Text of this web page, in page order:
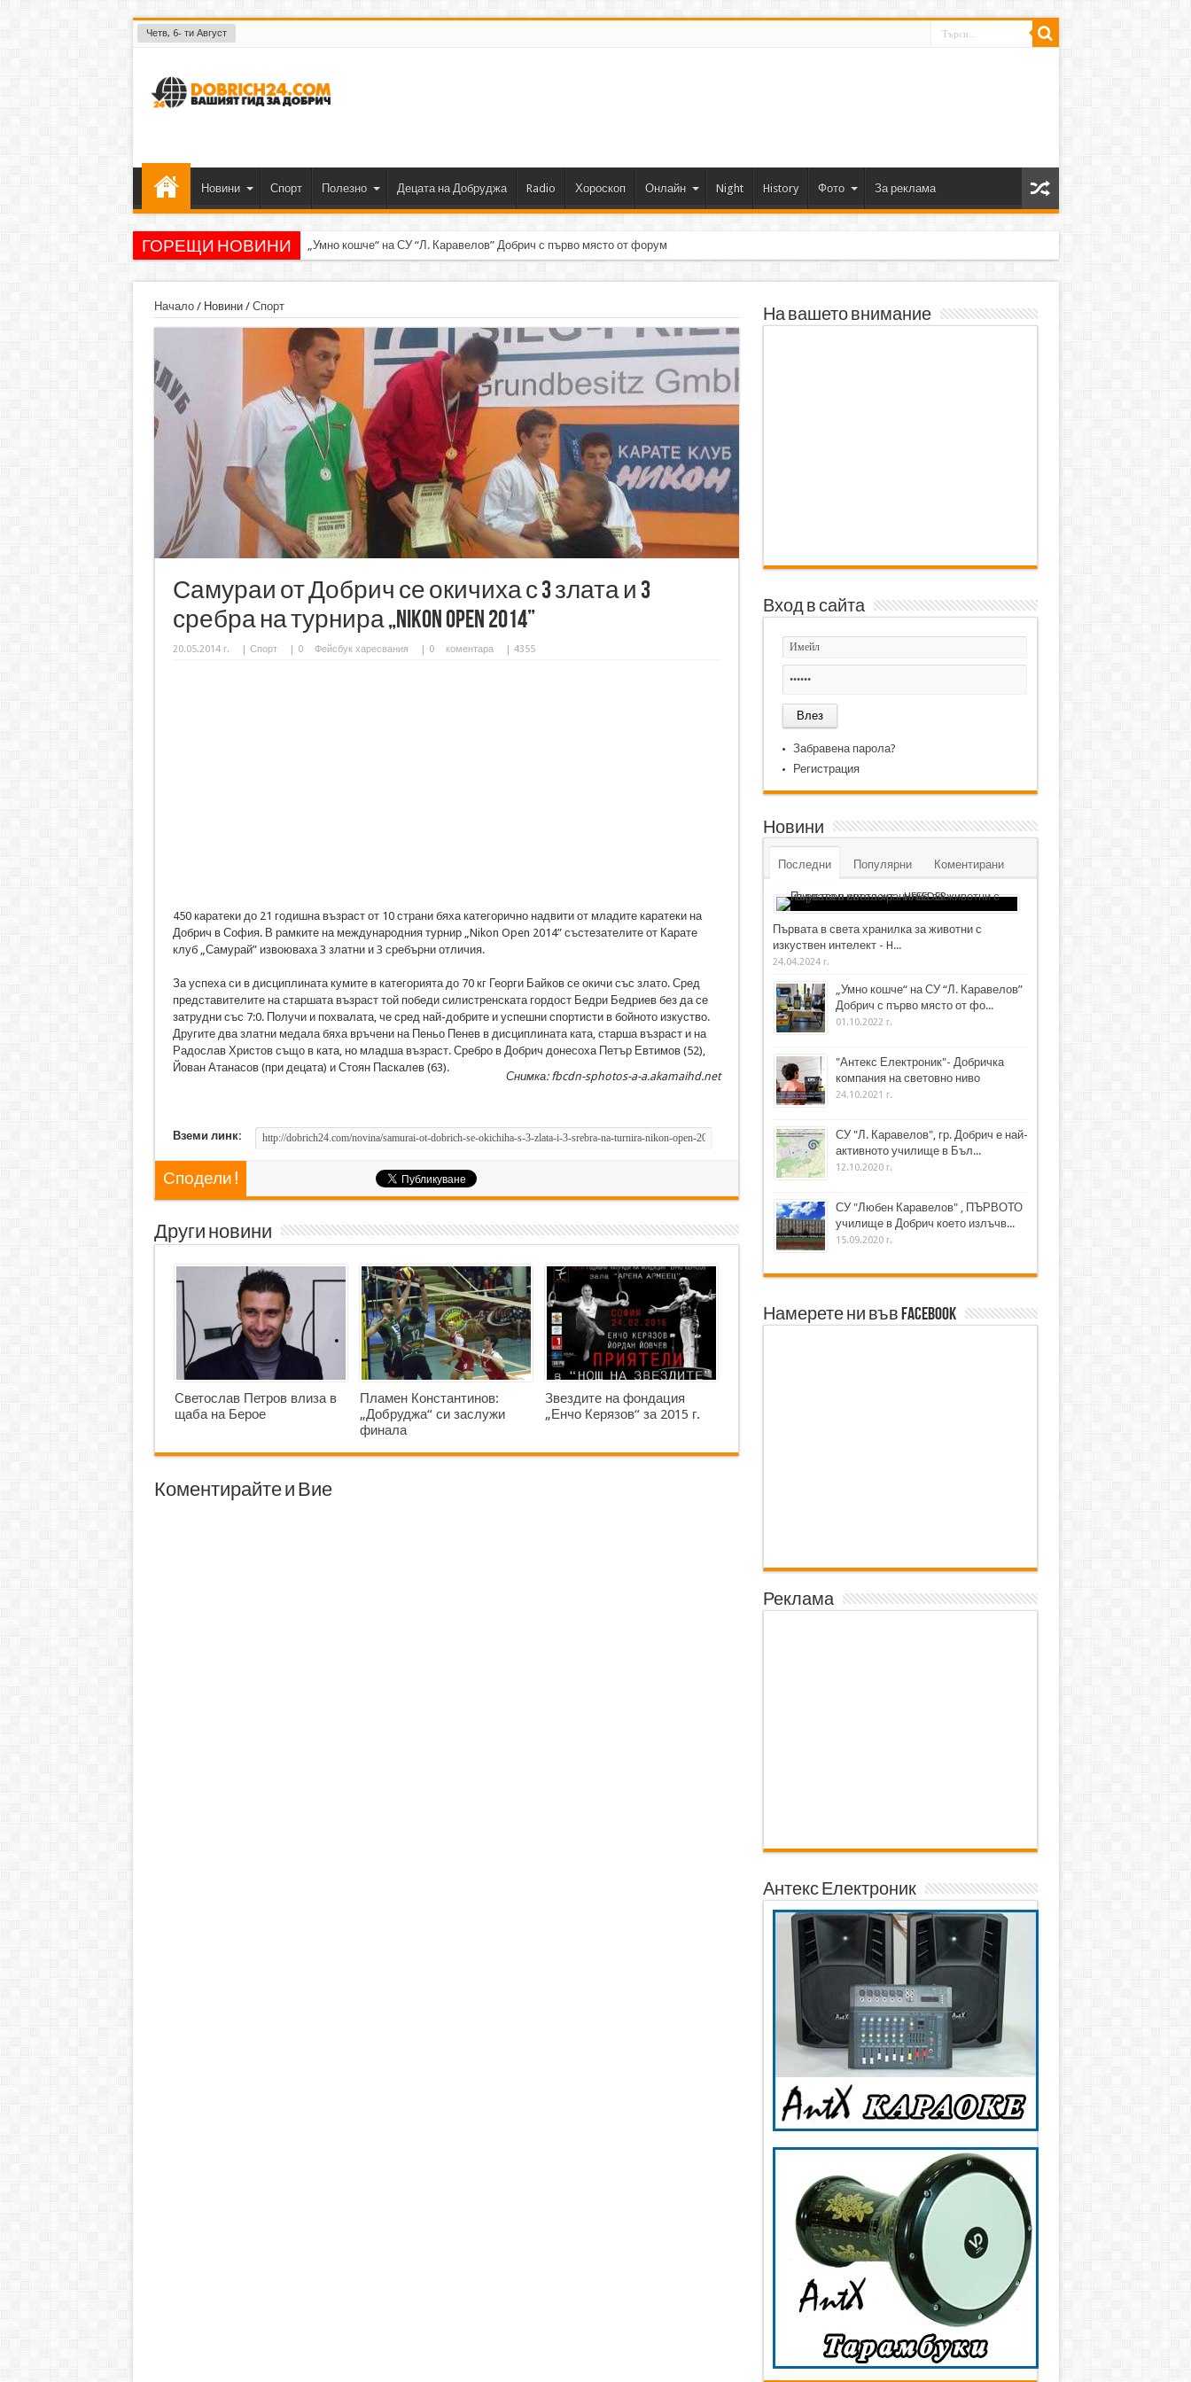
Четв, 6- ти Август
Новини Спорт Полезно Децата на Добруджа Radio Хороскоп Онлайн Night History Фото За реклама
ГОРЕЩИ НОВИНИ „Умно кошче“ на СУ “Л. Каравелов” Добрич с първо място от форум по роботика
Начало/ Новини/ Спорт
Самураи от Добрич се окичиха с 3 злата и 3
сребра на турнира „Nikon Open 2014”
20.05.2014 г. | Спорт | 0 Фейсбук харесвания | 0 коментара | 4355
450 каратеки до 21 годишна възраст от 10 страни бяха категорично надвити от младите каратеки на
Добрич в София. В рамките на международния турнир „Nikon Open 2014” състезателите от Карате
клуб „Самурай” извоюваха 3 златни и 3 сребърни отличия.
За успеха си в дисциплината кумите в категорията до 70 кг Георги Байков се окичи със злато. Сред
представителите на старшата възраст той победи силистренската гордост Бедри Бедриев без да се
затрудни със 7:0. Получи и похвалата, че сред най-добрите и успешни спортисти в бойното изкуство.
Другите два златни медала бяха връчени на Пеньо Пенев в дисциплината ката, старша възраст и на
Радослав Христов също в ката, но младша възраст. Сребро в Добрич донесоха Петър Евтимов (52),
Йован Атанасов (при децата) и Стоян Паскалев (63).
Снимка: fbcdn-sphotos-a-a.akamaihd.net
Вземи линк:
Сподели !
Други новини
Светослав Петров влиза в
щаба на Берое
Пламен Константинов:
„Добруджа“ си заслужи
финала
Звездите на фондация
„Енчо Керязов“ за 2015 г.
Коментирайте и Вие
На вашето внимание
Вход в сайта
Забравена парола?
Регистрация
Новини
Последни Популярни Коментирани
Първата в света хранилка за животни с
изкуствен интелект - H...
24.04.2024 г.
„Умно кошче“ на СУ “Л. Каравелов”
Добрич с първо място от фо...
01.10.2022 г.
"Антекс Електроник"- Добричка
компания на световно ниво
24.10.2021 г.
СУ "Л. Каравелов", гр. Добрич е най-
активното училище в Бъл...
12.10.2020 г.
СУ "Любен Каравелов" , ПЪРВОТО
училище в Добрич което излъчв...
15.09.2020 г.
Намерете ни във Facebook
Реклама
Антекс Електроник